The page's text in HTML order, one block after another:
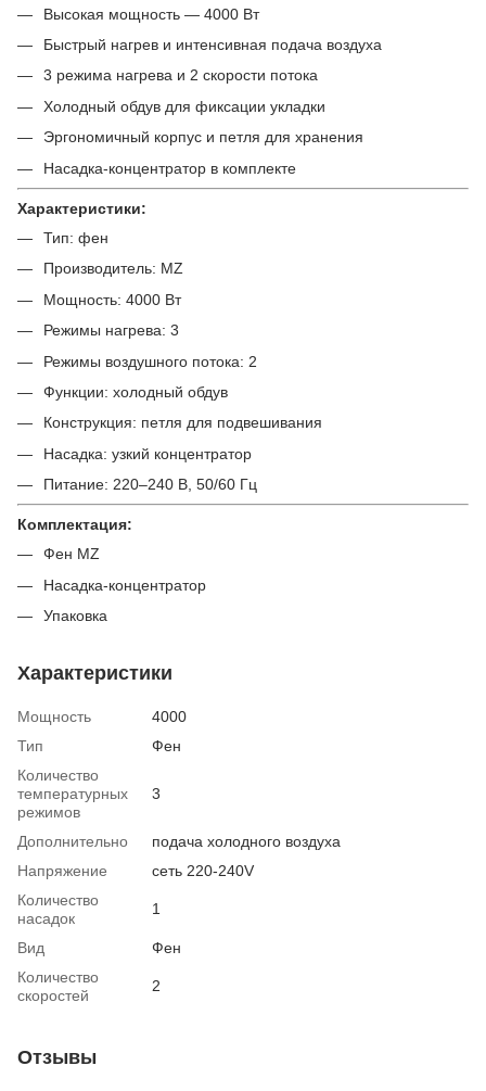
Высокая мощность — 4000 Вт
Быстрый нагрев и интенсивная подача воздуха
3 режима нагрева и 2 скорости потока
Холодный обдув для фиксации укладки
Эргономичный корпус и петля для хранения
Насадка-концентратор в комплекте
Характеристики:
Тип: фен
Производитель: MZ
Мощность: 4000 Вт
Режимы нагрева: 3
Режимы воздушного потока: 2
Функции: холодный обдув
Конструкция: петля для подвешивания
Насадка: узкий концентратор
Питание: 220–240 В, 50/60 Гц
Комплектация:
Фен MZ
Насадка-концентратор
Упаковка
Характеристики
Мощность
4000
Тип
Фен
Количество
температурных
режимов
3
Дополнительно
подача холодного воздуха
Напряжение
сеть 220-240V
Количество
насадок
1
Вид
Фен
Количество
скоростей
2
Отзывы